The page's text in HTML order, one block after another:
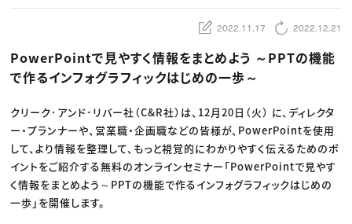
デザイン
編集・ライティング
マーケティング
ディレクション
業界解説・キャリア事情
TOP Creator’s コラム
Webクリエイター
アプリクリエイター
ゲームクリエイター
映像クリエイター
クリエイターインタビュー
C＆R Magazine
セミナー
ニュース・トレンド トップ
Web
映像
ゲーム・エンタメ
広告
出版
CREATIVE VILLAGEからのお知らせ
2022.11.17 2022.12.21
PowerPointで見やすく情報をまとめよう ～PPTの機能
で作るインフォグラフィックはじめの一歩～
クリーク･アンド･リバー社（C&R社）は、12月20日（火） に、ディレクタ
ー・プランナーや、営業職・企画職などの皆様が、PowerPointを使用
して、より情報を整理して、もっと視覚的にわかりやすく伝えるためのポ
イントをご紹介する無料のオンラインセミナー「PowerPointで見やす
く情報をまとめよう～PPTの機能で作るインフォグラフィックはじめの
一歩」を開催します。